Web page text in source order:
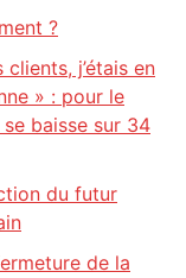
?
clients, j’étais en
» : pour le
baisse sur 34
du futur
de la